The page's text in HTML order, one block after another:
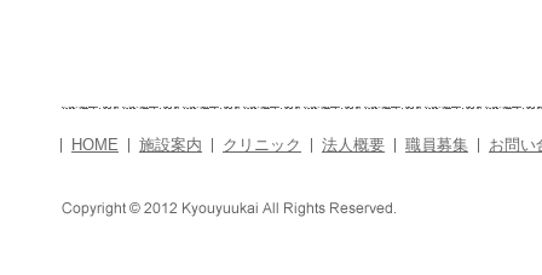
HOME 施設案内 クリニック 法人概要 職員募集 お問い